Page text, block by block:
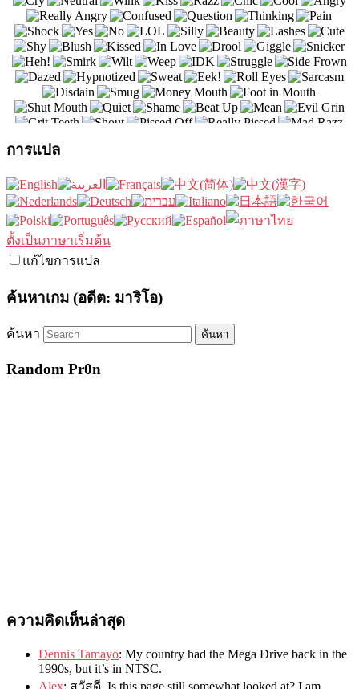
การแปล
ตั้งเป็นภาษาเริ่มต้น
แก้ไขการแปล
ค้นหาเกม (อดีต: มาริโอ)
ค้นหา
Random Pr0n
ความคิดเห็นล่าสุด
Dennis Tamayo: My country had the Mega Drive back in the
1990s, but it’s in NTSC.
Alex: สวัสดี. Is this page still somewhat looked at? I am